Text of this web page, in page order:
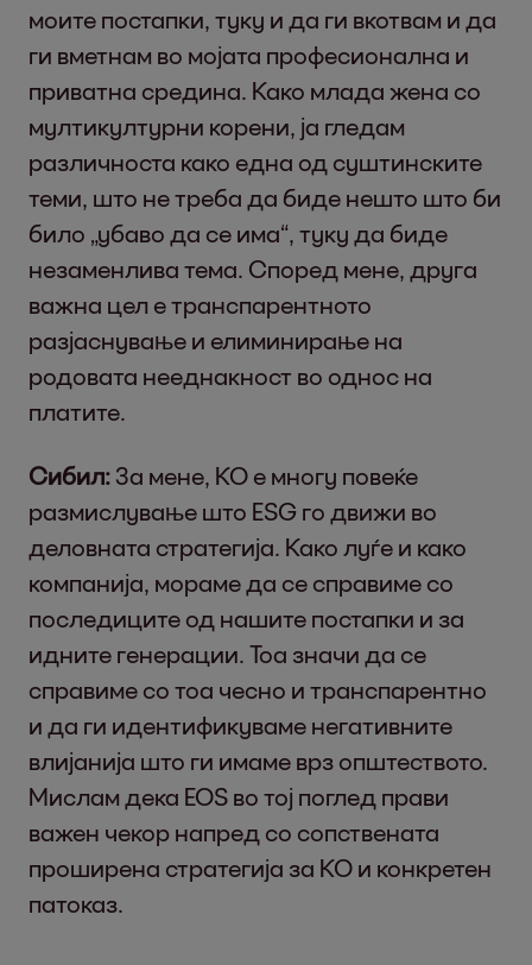
моите постапки, туку и да ги вкотвам и да
ги вметнам во мојата професионална и
приватна средина. Како млада жена со
мултикултурни корени, ја гледам
различноста како една од суштинските
теми, што не треба да биде нешто што би
било „убаво да се има“, туку да биде
незаменлива тема. Според мене, друга
важна цел е транспарентното
разјаснување и елиминирање на
родовата нееднакност во однос на
платите.
Сибил: За мене, КО е многу повеќе
размислување што ESG го движи во
деловната стратегија. Како луѓе и како
компанија, мораме да се справиме со
последиците од нашите постапки и за
идните генерации. Тоа значи да се
справиме со тоа чесно и транспарентно
и да ги идентификуваме негативните
влијанија што ги имаме врз општеството.
Мислам дека EOS во тој поглед прави
важен чекор напред со сопствената
проширена стратегија за КО и конкретен
патоказ.